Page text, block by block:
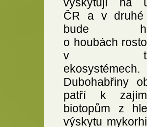
ČR a v druhé
bude
o houbách
v
ekosystémech.
Dubohabřiny
patří k
biotopům z
výskytu